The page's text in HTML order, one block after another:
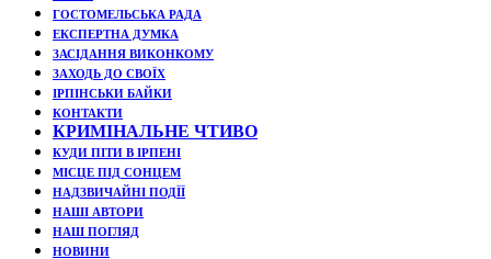
ГОСТОМЕЛЬСЬКА РАДА
ЕКСПЕРТНА ДУМКА
ЗАСІДАННЯ ВИКОНКОМУ
ЗАХОДЬ ДО СВОЇХ
ІРПІНСЬКИ БАЙКИ
КОНТАКТИ
КРИМІНАЛЬНЕ ЧТИВО
КУДИ ПІТИ В ІРПЕНІ
МІСЦЕ ПІД СОНЦЕМ
НАДЗВИЧАЙНІ ПОДЇЇ
НАШІ АВТОРИ
НАШ ПОГЛЯД
НОВИНИ